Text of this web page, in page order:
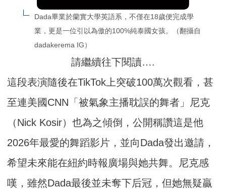
Dada畢業於蘭實大學英語系，不僅在18歲便完成學
業，更是一位引以為傲的100%純泰國女孩。（翻攝自
dadakerema IG）
請繼續往下閱讀….
這段表演隨後在TikTok上突破100萬次觀看，甚
至連美國CNN「被氣象主播耽誤的舞者」尼克
（Nick Kosir）也為之傾倒，公開稱讚這是他
2026年最愛的舞蹈影片，並向Dada發出邀請，
希望未來能在紐約時報廣場與她共舞。尼克感
嘆，雖然Dada最後並未奪下后冠，但她無疑贏